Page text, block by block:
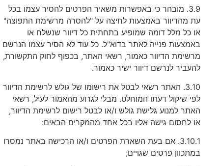
3.9. מובהר כי באפשרות משאיר הפרטים להסיר עצמו בכל
עת מהדיוור באמצעות לחיצה על "להסרה מרשימת התפוצה"
או כל מלל דומה שמופיע בתחתית כל דיוור שנשלח או
באמצעות פנייה לאתר בדוא"ל. כל עוד לא הסיר עצמו הנרשם
מרשימת הדיוור כאמור, רשאי האתר, בכפוף לחוק התקשורת,
להעביר לנרשם דיוור ישיר כאמור.
3.10. האתר רשאי לבטל את רישומו של גולש לרשימת הדיוור
לפי שיקול דעתו המוחלט. מבלי לגרוע מהאמור לעיל, רשאי
האתר למנוע גלישת גולש ו/או לבטל רישום לרשימת הדיוור,
או לחסום גישה אליו בכל אחד מהמקרים הבאים:
3.10.1. אם בעת השארת הפרטים ו/או הרכישה באתר נמסרו
במתכוון פרטים שגויים;